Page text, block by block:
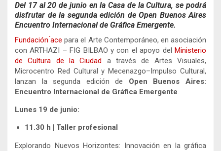
Del 17 al 20 de junio en la Casa de la Cultura, se podrá
disfrutar de la segunda edición de Open Buenos Aires
Encuentro Internacional de Gráfica Emergente.
Fundaciónace para el Arte Contemporáneo, en asociación
con ARTHAZI – FIG BILBAO y con el apoyo del
Ministerio
de Cultura de la Ciudad
a través de Artes Visuales,
Microcentro Red Cultural y Mecenazgo–Impulso Cultural,
lanzan la segunda edición de Open Buenos Aires:
Encuentro Internacional de Gráfica Emergente.
Lunes 19 de junio:
11.30 h | Taller profesional
Explorando Nuevos Horizontes: Innovación en la gráfica